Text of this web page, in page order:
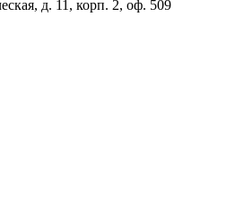
д. 11, корп. 2, оф. 509